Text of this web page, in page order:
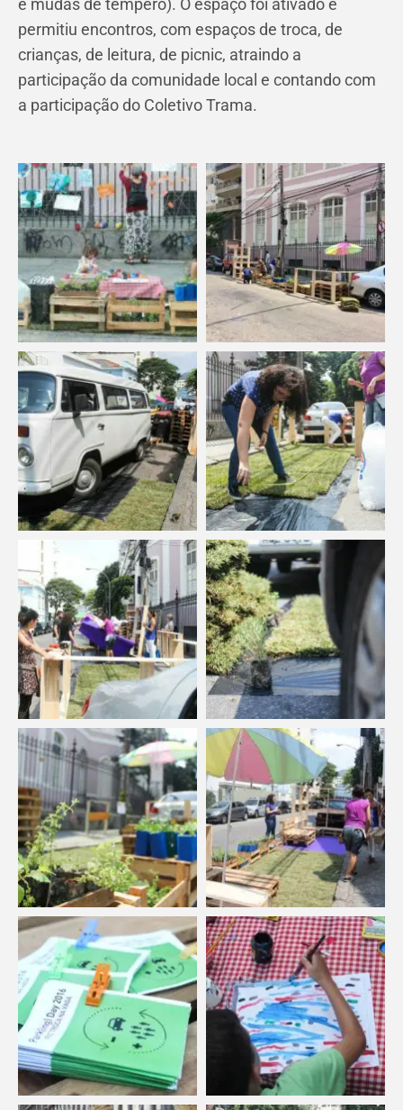
permitiu encontros, com espaços de troca, de
crianças, de leitura, de picnic, atraindo a
participação da comunidade local e contando com
a participação do Coletivo Trama.